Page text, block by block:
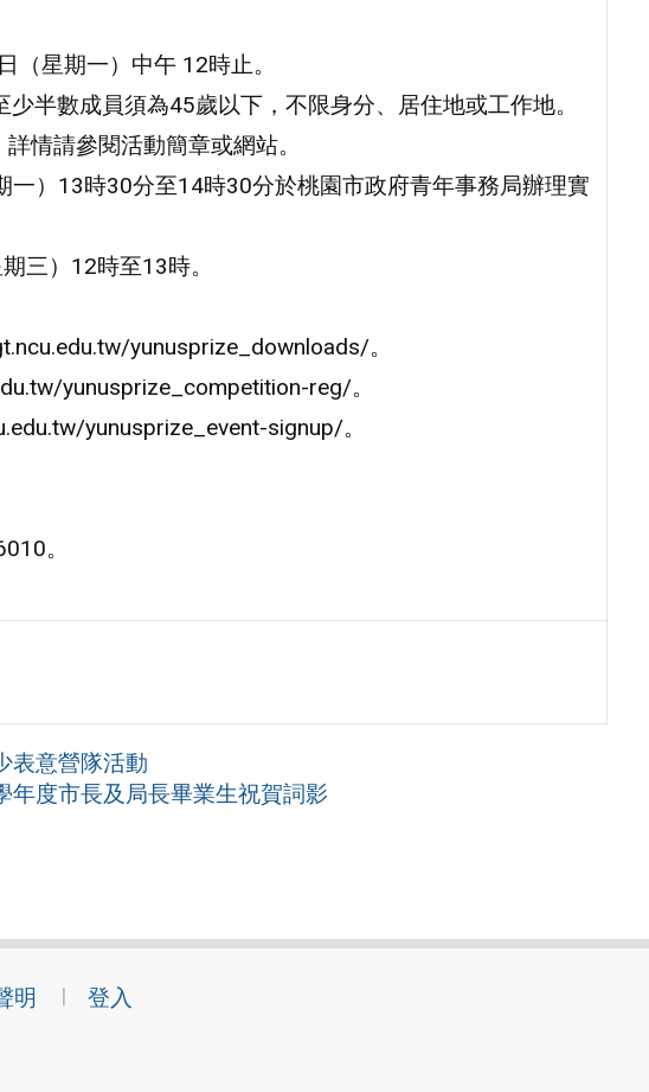
星期一）中午 12時止。
半數成員須為45歲以下，不限身分、居住地或工作地。
情請參閱活動簡章或網站。
一）13時30分至14時30分於桃園市政府青年事務局辦理實
三）12時至13時。
yunusprize_downloads/。
yunusprize_competition-reg/。
yunusprize_event-signup/。
。
表意營隊活動
年度市長及局長畢業生祝賀詞影
明 登入